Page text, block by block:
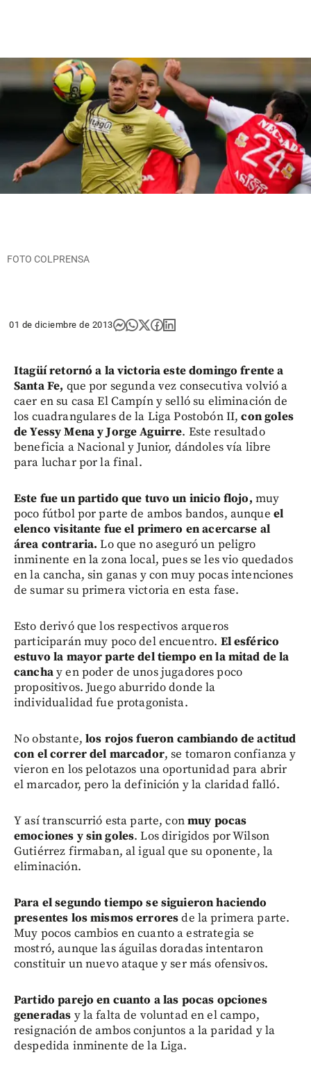
FOTO COLPRENSA
01 de diciembre de 2013
Itagüí retornó a la victoria este domingo frente a
Santa Fe, que por segunda vez consecutiva volvió a
caer en su casa El Campín y selló su eliminación de
los cuadrangulares de la Liga Postobón II, con goles
de Yessy Mena y Jorge Aguirre. Este resultado
beneficia a Nacional y Junior, dándoles vía libre
para luchar por la final.
Este fue un partido que tuvo un inicio flojo, muy
poco fútbol por parte de ambos bandos, aunque el
elenco visitante fue el primero en acercarse al
área contraria. Lo que no aseguró un peligro
inminente en la zona local, pues se les vio quedados
en la cancha, sin ganas y con muy pocas intenciones
de sumar su primera victoria en esta fase.
Esto derivó que los respectivos arqueros
participarán muy poco del encuentro. El esférico
estuvo la mayor parte del tiempo en la mitad de la
canchay en poder de unos jugadores poco
propositivos. Juego aburrido donde la
individualidad fue protagonista.
No obstante, los rojos fueron cambiando de actitud
con el correr del marcador, se tomaron confianza y
vieron en los pelotazos una oportunidad para abrir
el marcador, pero la definición y la claridad falló.
Y así transcurrió esta parte, conmuy pocas
emociones y sin goles. Los dirigidos por Wilson
Gutiérrez firmaban, al igual que su oponente, la
eliminación.
Para el segundo tiempo se siguieron haciendo
presentes los mismos erroresde la primera parte.
Muy pocos cambios en cuanto a estrategia se
mostró, aunque las águilas doradas intentaron
constituir un nuevo ataque y ser más ofensivos.
Partido parejo en cuanto a las pocas opciones
generadas y la falta de voluntad en el campo,
resignación de ambos conjuntos a la paridad y la
despedida inminente de la Liga.